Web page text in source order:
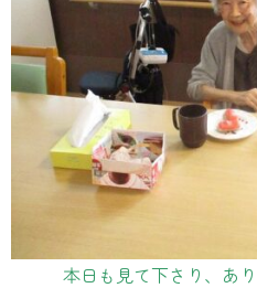
本日も見て下さり、あ